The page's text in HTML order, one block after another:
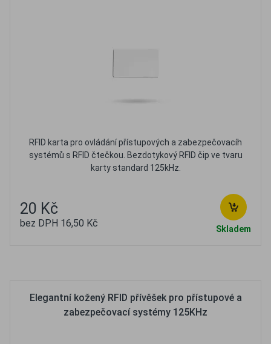
RFID karta pro ovládání přístupových a zabezpečovacíh
systémů s RFID čtečkou. Bezdotykový RFID čip ve tvaru
karty standard 125kHz.
20 Kč
bez DPH 16,50 Kč Skladem
Elegantní kožený RFID přívěšek pro přístupové a
zabezpečovací systémy 125KHz